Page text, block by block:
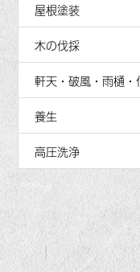
屋根塗装
木の伐採
軒天・破風・雨樋・
養生
高圧洗浄